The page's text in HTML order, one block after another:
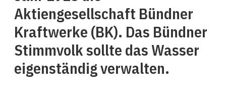
Aktiengesellschaft Bündner
Kraftwerke (BK). Das Bündner
Stimmvolk sollte das Wasser
eigenständig verwalten.